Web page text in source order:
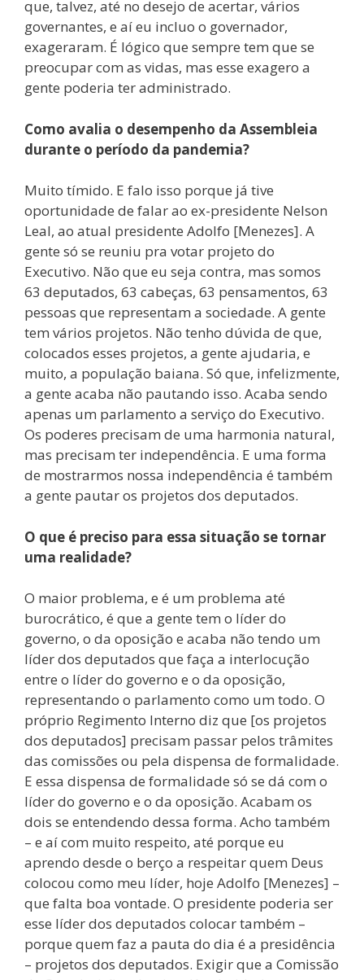
que, talvez, até no desejo de acertar, vários
governantes, e aí eu incluo o governador,
exageraram. É lógico que sempre tem que se
preocupar com as vidas, mas esse exagero a
gente poderia ter administrado.
Como avalia o desempenho da Assembleia
durante o período da pandemia?
Muito tímido. E falo isso porque já tive
oportunidade de falar ao ex-presidente Nelson
Leal, ao atual presidente Adolfo [Menezes]. A
gente só se reuniu pra votar projeto do
Executivo. Não que eu seja contra, mas somos
63 deputados, 63 cabeças, 63 pensamentos, 63
pessoas que representam a sociedade. A gente
tem vários projetos. Não tenho dúvida de que,
colocados esses projetos, a gente ajudaria, e
muito, a população baiana. Só que, infelizmente,
a gente acaba não pautando isso. Acaba sendo
apenas um parlamento a serviço do Executivo.
Os poderes precisam de uma harmonia natural,
mas precisam ter independência. E uma forma
de mostrarmos nossa independência é também
a gente pautar os projetos dos deputados.
O que é preciso para essa situação se tornar
uma realidade?
O maior problema, e é um problema até
burocrático, é que a gente tem o líder do
governo, o da oposição e acaba não tendo um
líder dos deputados que faça a interlocução
entre o líder do governo e o da oposição,
representando o parlamento como um todo. O
próprio Regimento Interno diz que [os projetos
dos deputados] precisam passar pelos trâmites
das comissões ou pela dispensa de formalidade.
E essa dispensa de formalidade só se dá com o
líder do governo e o da oposição. Acabam os
dois se entendendo dessa forma. Acho também
– e aí com muito respeito, até porque eu
aprendo desde o berço a respeitar quem Deus
colocou como meu líder, hoje Adolfo [Menezes] –
que falta boa vontade. O presidente poderia ser
esse líder dos deputados colocar também –
porque quem faz a pauta do dia é a presidência
– projetos dos deputados. Exigir que a Comissão